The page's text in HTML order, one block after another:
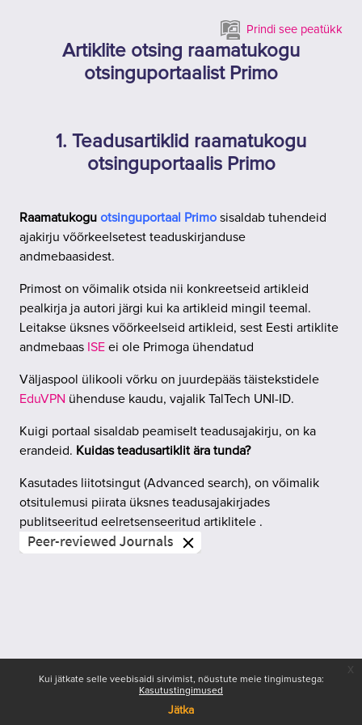
Kui jätkate selle veebisaidi sirvimist, nõustute meie tingimustega:
Kasutustingimused
Jätka
Prindi see peatükk
Artiklite otsing raamatukogu
otsinguportaalist Primo
1. Teadusartiklid raamatukogu
otsinguportaalis Primo
Raamatukogu otsinguportaal Primo sisaldab tuhendeid
ajakirju võõrkeelsetest teaduskirjanduse
andmebaasidest.
Primost on võimalik otsida nii konkreetseid artikleid
pealkirja ja autori järgi kui ka artikleid mingil teemal.
Leitakse üksnes võõrkeelseid artikleid, sest Eesti artiklite
andmebaas ISE ei ole Primoga ühendatud
Väljaspool ülikooli võrku on juurdepääs täistekstidele
EduVPN ühenduse kaudu, vajalik TalTech UNI-ID.
Kuigi portaal sisaldab peamiselt teadusajakirju, on ka
erandeid. Kuidas teadusartiklit ära tunda?
Kasutades liitotsingut (Advanced search), on võimalik
otsitulemusi piirata üksnes teadusajakirjades
publitseeritud eelretsenseeritud artiklitele .